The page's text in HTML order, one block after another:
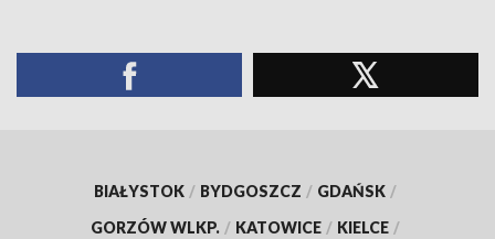
BIAŁYSTOK / BYDGOSZCZ / GDAŃSK /
GORZÓW WLKP. / KATOWICE / KIELCE /